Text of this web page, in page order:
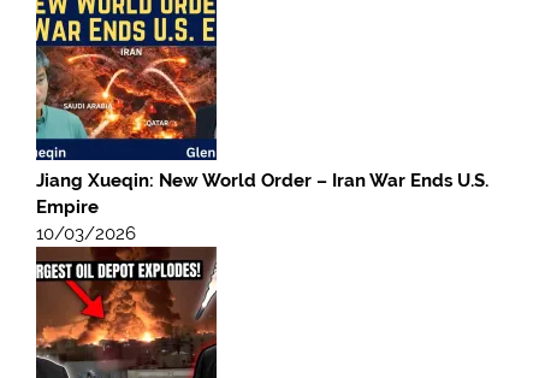
Jiang Xueqin: New World Order – Iran War Ends U.S.
Empire
10/03/2026